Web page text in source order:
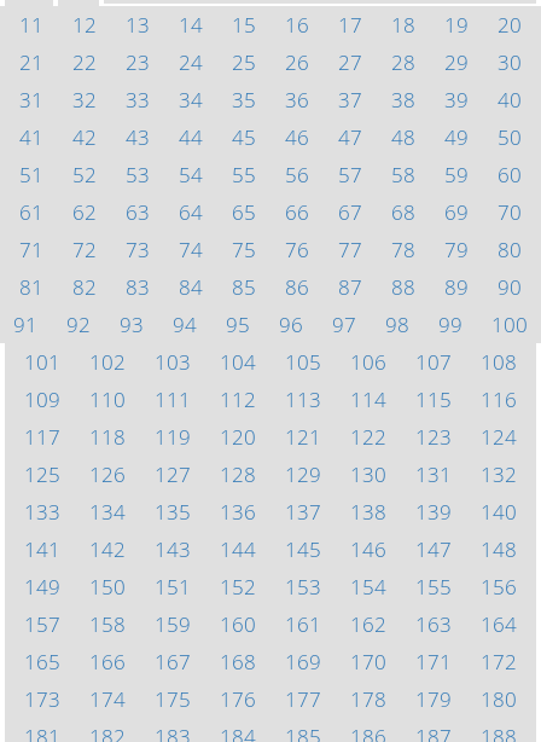
11
12 13 14 15 16 17 18 19
20
21
22 23 24 25 26 27 28 29
30
31
32 33 34 35 36 37 38 39
40
41
42 43 44 45 46 47 48 49
50
51
52 53 54 55 56 57 58 59
60
61
62 63 64 65 66 67 68 69
70
71
72 73 74 75 76 77 78 79
80
81
82 83 84 85 86 87 88 89
90
91
92 93 94 95 96 97 98 99
100
101
102 103 104 105 106 107
108
109
110 111 112 113 114 115
116
117
118 119 120 121 122 123
124
125
126 127 128 129 130 131
132
133
134 135 136 137 138 139
140
141
142 143 144 145 146 147
148
149
150 151 152 153 154 155
156
157
158 159 160 161 162 163
164
165
166 167 168 169 170 171
172
173
174 175 176 177 178 179
180